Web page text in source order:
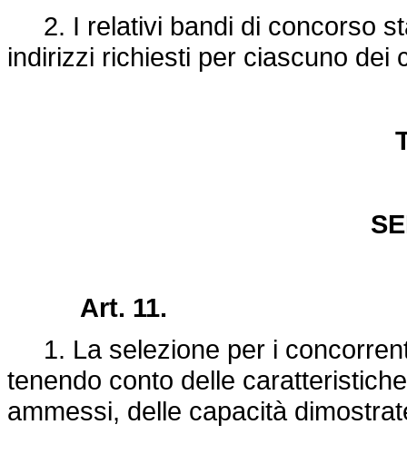
2. I relativi bandi di concorso
indirizzi richiesti per ciascuno dei
Art. 11.
1. La selezione per i
tenendo conto delle
ammessi, delle capacità